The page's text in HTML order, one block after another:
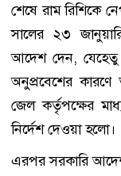
শেষে রাম রিশিকে
সালের ২৩
আদেশ দেন, যেহেতু
অনুপ্রবেশের কারণে
জেল কর্তৃপক্ষের
নির্দেশ দেওয়া হলো।
এরপর সরকারি